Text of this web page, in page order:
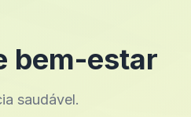
bem-estar
saudável.